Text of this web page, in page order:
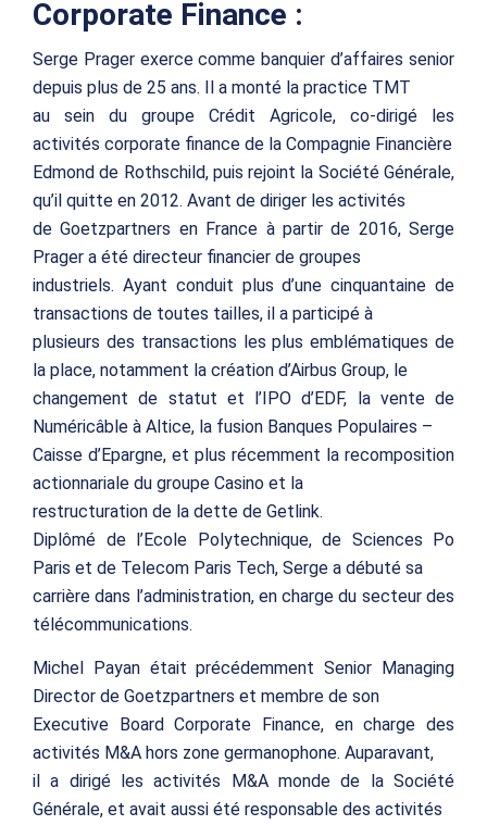
Corporate Finance :
Serge Prager exerce comme banquier d’affaires senior
depuis plus de 25 ans. Il a monté la practice TMT
au sein du groupe Crédit Agricole, co-dirigé les
activités corporate finance de la Compagnie Financière
Edmond de Rothschild, puis rejoint la Société Générale,
qu’il quitte en 2012. Avant de diriger les activités
de Goetzpartners en France à partir de 2016, Serge
Prager a été directeur financier de groupes
industriels. Ayant conduit plus d’une cinquantaine de
transactions de toutes tailles, il a participé à
plusieurs des transactions les plus emblématiques de
la place, notamment la création d’Airbus Group, le
changement de statut et l’IPO d’EDF, la vente de
Numéricâble à Altice, la fusion Banques Populaires –
Caisse d’Epargne, et plus récemment la recomposition
actionnariale du groupe Casino et la
restructuration de la dette de Getlink.
Diplômé de l’Ecole Polytechnique, de Sciences Po
Paris et de Telecom Paris Tech, Serge a débuté sa
carrière dans l’administration, en charge du secteur des
télécommunications.
Michel Payan était précédemment Senior Managing
Director de Goetzpartners et membre de son
Executive Board Corporate Finance, en charge des
activités M&A hors zone germanophone. Auparavant,
il a dirigé les activités M&A monde de la Société
Générale, et avait aussi été responsable des activités